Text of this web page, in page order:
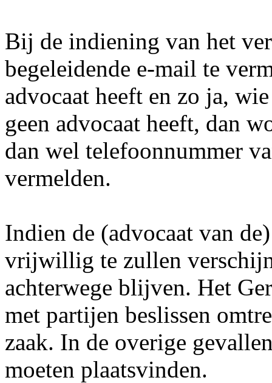
Bij de indiening van het
begeleidende e-mail te
advocaat heeft en zo ja,
geen advocaat heeft, dan
dan wel telefoonnummer
vermelden.
Indien de (advocaat van
vrijwillig te zullen
achterwege blijven. Het
met partijen beslissen
zaak. In de overige
moeten plaatsvinden.